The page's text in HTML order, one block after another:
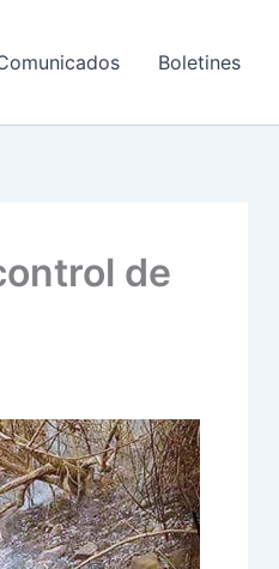
Boletines
de